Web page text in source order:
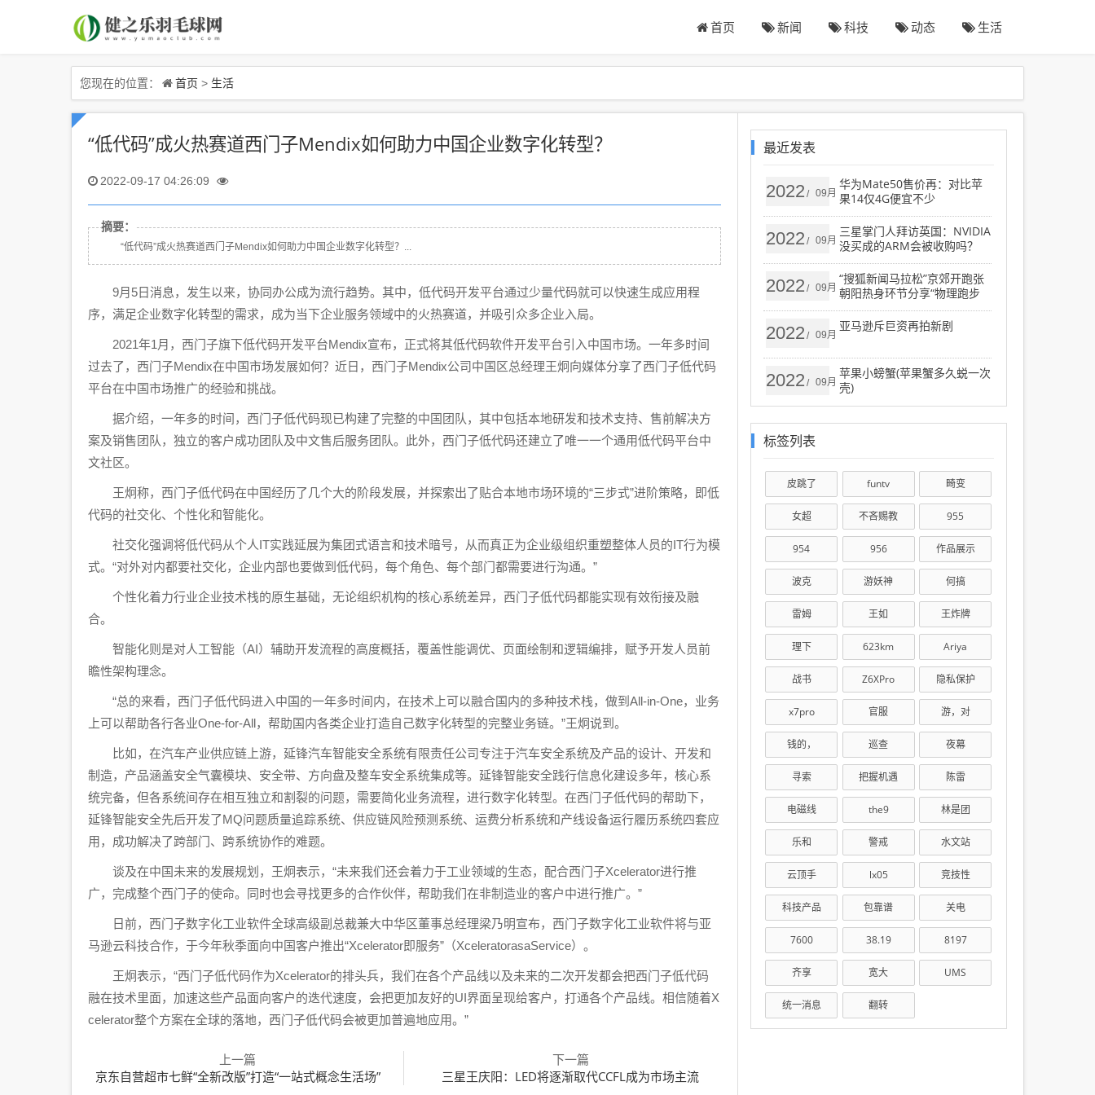
首页 新闻 科技 动态 生活
您现在的位置： 首页 > 生活
“低代码”成火热赛道西门子Mendix如何助力中国企业数字化转型？
2022-09-17 04:26:09
摘要：
“低代码”成火热赛道西门子Mendix如何助力中国企业数字化转型？...
9月5日消息，发生以来，协同办公成为流行趋势。其中，低代码开发平台通过少量代码就可以快速生成应用程
序，满足企业数字化转型的需求，成为当下企业服务领域中的火热赛道，并吸引众多企业入局。
2021年1月，西门子旗下低代码开发平台Mendix宣布，正式将其低代码软件开发平台引入中国市场。一年多时间
过去了，西门子Mendix在中国市场发展如何？近日，西门子Mendix公司中国区总经理王炯向媒体分享了西门子低代码
平台在中国市场推广的经验和挑战。
据介绍，一年多的时间，西门子低代码现已构建了完整的中国团队，其中包括本地研发和技术支持、售前解决方
案及销售团队，独立的客户成功团队及中文售后服务团队。此外，西门子低代码还建立了唯一一个通用低代码平台中
文社区。
王炯称，西门子低代码在中国经历了几个大的阶段发展，并探索出了贴合本地市场环境的“三步式”进阶策略，即低
代码的社交化、个性化和智能化。
社交化强调将低代码从个人IT实践延展为集团式语言和技术暗号，从而真正为企业级组织重塑整体人员的IT行为模
式。“对外对内都要社交化，企业内部也要做到低代码，每个角色、每个部门都需要进行沟通。”
个性化着力行业企业技术栈的原生基础，无论组织机构的核心系统差异，西门子低代码都能实现有效衔接及融
合。
智能化则是对人工智能（AI）辅助开发流程的高度概括，覆盖性能调优、页面绘制和逻辑编排，赋予开发人员前
瞻性架构理念。
“总的来看，西门子低代码进入中国的一年多时间内，在技术上可以融合国内的多种技术栈，做到All-in-One，业务
上可以帮助各行各业One-for-All，帮助国内各类企业打造自己数字化转型的完整业务链。”王炯说到。
比如，在汽车产业供应链上游，延锋汽车智能安全系统有限责任公司专注于汽车安全系统及产品的设计、开发和
制造，产品涵盖安全气囊模块、安全带、方向盘及整车安全系统集成等。延锋智能安全践行信息化建设多年，核心系
统完备，但各系统间存在相互独立和割裂的问题，需要简化业务流程，进行数字化转型。在西门子低代码的帮助下，
延锋智能安全先后开发了MQ问题质量追踪系统、供应链风险预测系统、运费分析系统和产线设备运行履历系统四套应
用，成功解决了跨部门、跨系统协作的难题。
谈及在中国未来的发展规划，王炯表示，“未来我们还会着力于工业领域的生态，配合西门子Xcelerator进行推
广，完成整个西门子的使命。同时也会寻找更多的合作伙伴，帮助我们在非制造业的客户中进行推广。”
日前，西门子数字化工业软件全球高级副总裁兼大中华区董事总经理梁乃明宣布，西门子数字化工业软件将与亚
马逊云科技合作，于今年秋季面向中国客户推出“Xcelerator即服务”（XceleratorasaService）。
王炯表示，“西门子低代码作为Xcelerator的排头兵，我们在各个产品线以及未来的二次开发都会把西门子低代码
融在技术里面，加速这些产品面向客户的迭代速度，会把更加友好的UI界面呈现给客户，打通各个产品线。相信随着X
celerator整个方案在全球的落地，西门子低代码会被更加普遍地应用。”
上一篇
京东自营超市七鲜“全新改版”打造“一站式概念生活场”
下一篇
三星王庆阳：LED将逐渐取代CCFL成为市场主流
最近发表
2022 / 09月
华为Mate50售价再：对比苹
果14仅4G便宜不少
2022 / 09月
三星掌门人拜访英国：NVIDIA
没买成的ARM会被收购吗？
2022 / 09月
“搜狐新闻马拉松”京郊开跑张
朝阳热身环节分享“物理跑步
法”
2022 / 09月
亚马逊斥巨资再拍新剧
2022 / 09月
苹果小螃蟹(苹果蟹多久蜕一次
壳)
标签列表
皮跳了 funtv 畸变
女超 不吝赐教 955
954 956 作品展示
波克 游妖神 何搞
雷姆 王如 王炸牌
理下 623km Ariya
战书 Z6XPro 隐私保护
x7pro 官服 游，对
钱的， 巡查 夜幕
寻索 把握机遇 陈雷
电磁线 the9 林是团
乐和 警戒 水文站
云顶手 lx05 竞技性
科技产品 包靠谱 关电
7600 38.19 8197
齐享 宽大 UMS
统一消息 翻转